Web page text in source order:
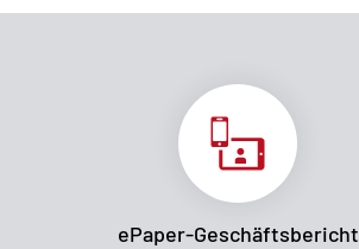
ePaper-Geschäftsbericht